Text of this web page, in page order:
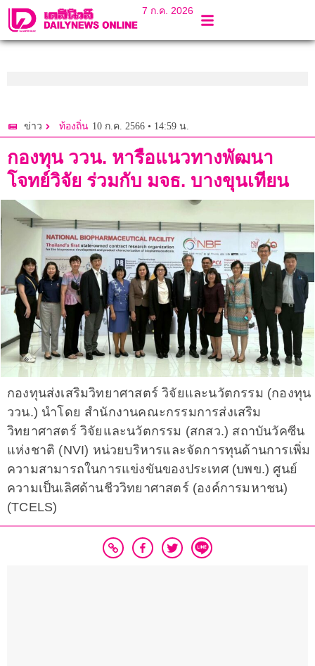
7 ก.ค. 2026
ข่าว ท้องถิ่น 10 ก.ค. 2566 • 14:59 น.
กองทุน ววน. หารือแนวทางพัฒนา
โจทย์วิจัย ร่วมกับ มจธ. บางขุนเทียน
กองทุนส่งเสริมวิทยาศาสตร์ วิจัยและนวัตกรรม (กองทุน
ววน.) นำโดย สำนักงานคณะกรรมการส่งเสริม
วิทยาศาสตร์ วิจัยและนวัตกรรม (สกสว.) สถาบันวัคซีน
แห่งชาติ (NVI) หน่วยบริหารและจัดการทุนด้านการเพิ่ม
ความสามารถในการแข่งขันของประเทศ (บพข.) ศูนย์
ความเป็นเลิศด้านชีววิทยาศาสตร์ (องค์การมหาชน)
(TCELS)